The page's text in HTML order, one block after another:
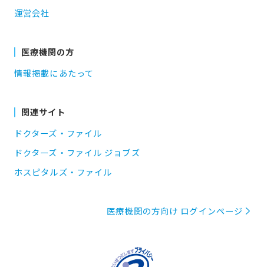
運営会社
医療機関の方
情報掲載にあたって
関連サイト
ドクターズ・ファイル
ドクターズ・ファイル ジョブズ
ホスピタルズ・ファイル
医療機関の方向け ログインページ